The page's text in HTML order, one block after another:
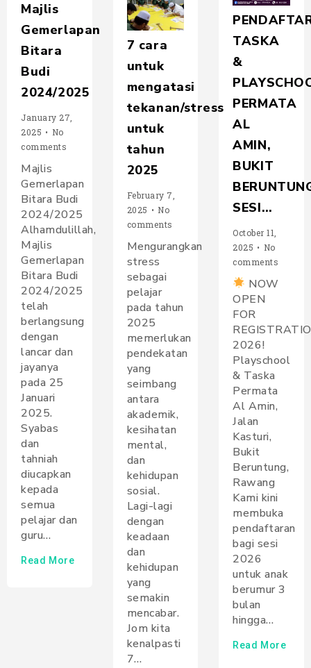
TASKA
&
PERMATA
AL
AMIN,
BUKIT
SESI…
October 11,
2025 • No
comments
NOW
OPEN
FOR
2026!
Playschool
& Taska
Permata
Al Amin,
Jalan
Kasturi,
Bukit
Beruntung,
Rawang
Kami kini
membuka
pendaftaran
bagi sesi
2026
untuk anak
berumur 3
bulan
hingga…
Read More
7 cara
untuk
mengatasi
tekanan/stress
untuk
tahun
2025
February 7,
2025 • No
comments
Mengurangkan
stress
sebagai
pelajar
pada tahun
2025
memerlukan
pendekatan
yang
seimbang
antara
akademik,
kesihatan
mental,
dan
kehidupan
sosial.
Lagi-lagi
dengan
keadaan
dan
kehidupan
yang
semakin
mencabar.
Jom kita
kenalpasti
7…
Majlis
Gemerlapan
Bitara
Budi
2024/2025
January 27,
2025 • No
comments
Majlis
Gemerlapan
Bitara Budi
2024/2025
Alhamdulillah,
Majlis
Gemerlapan
Bitara Budi
2024/2025
telah
berlangsung
dengan
lancar dan
jayanya
pada 25
Januari
2025.
Syabas
dan
tahniah
diucapkan
kepada
semua
pelajar dan
guru…
Read More